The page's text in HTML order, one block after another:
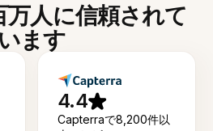
万人に信頼されて
います
4.4
Capterraで8,200件以